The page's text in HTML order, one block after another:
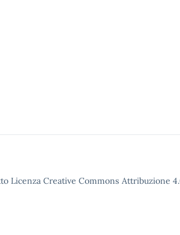
Licenza Creative Commons Attribuzione